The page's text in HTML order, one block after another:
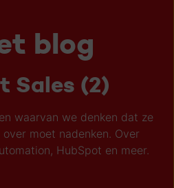
blog
Sales (2)
waarvan we denken dat ze
moet nadenken. Over
HubSpot en meer.